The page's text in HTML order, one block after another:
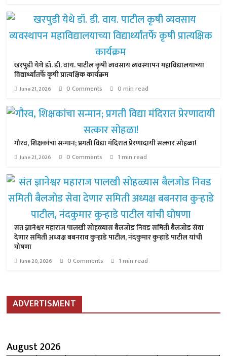
खरपुडी येथे डॉ. डी. वाय. पाटील कृषी व्यवसाय व्यवस्थापन महाविद्यालयाच्या
विद्यार्थ्यांतर्फे कृषी प्रात्यक्षिक कार्यक्रम
June 21, 2026 0 Comments 0 min read
गौरव, शिक्षकांचा सन्मान; प्रगती विद्या मंदिरात प्रेरणादायी सत्कार सोहळा!
June 21, 2026 0 Comments 1 min read
संत ज्ञानेश्वर महाराज पालखी सोहळ्यास बैलजोड निवड समिती बैलजोड सेवा
देणार समिती अध्यक्ष बबनराव कुऱ्हाडे पाटील, नंदकुमार कुऱ्हाडे पाटील यांची
घोषणा
June 20, 2026 0 Comments 1 min read
ADVERTISMENT
August 2026